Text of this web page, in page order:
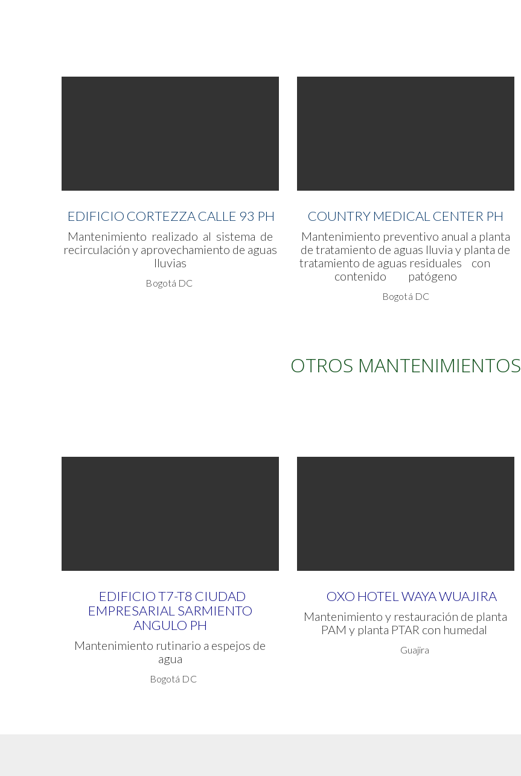
EDIFICIO CORTEZZA CALLE 93 PH
Mantenimiento realizado al sistema de
recirculación y aprovechamiento de aguas
lluvias
Bogotá DC
COUNTRY MEDICAL CENTER PH
Mantenimiento preventivo anual a planta
de tratamiento de aguas lluvia y planta de
tratamiento de aguas residuales con
contenido patógeno
Bogotá DC
OTROS MANTENIMIENTOS
EDIFICIO T7-T8 CIUDAD
EMPRESARIAL SARMIENTO
ANGULO PH
Mantenimiento rutinario a espejos de
agua
Bogotá DC
OXO HOTEL WAYA WUAJIRA
Mantenimiento y restauración de planta
PAM y planta PTAR con humedal
Guajira